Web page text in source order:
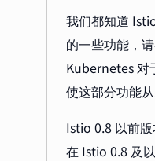
我们都知道
的一些功能，
Kubernetes 对
使这部分功能
Istio 0.8 以前
在 Istio 0.8 及